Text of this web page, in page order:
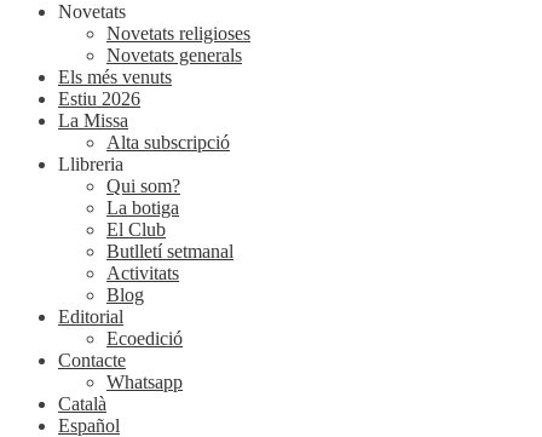
Novetats
Novetats religioses
Novetats generals
Els més venuts
Estiu 2026
La Missa
Alta subscripció
Llibreria
Qui som?
La botiga
El Club
Butlletí setmanal
Activitats
Blog
Editorial
Ecoedició
Contacte
Whatsapp
Català
Español